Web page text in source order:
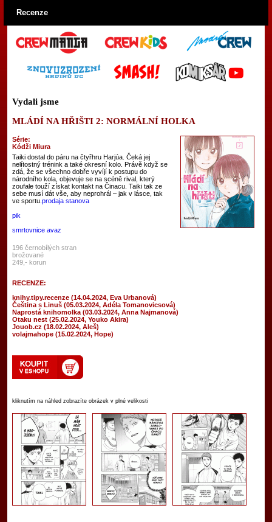
Recenze
Vydali jsme
MLÁDÍ NA HŘIŠTI 2: NORMÁLNÍ HOLKA
Série:
Kódži Miura
Taiki dostal do páru na čtyřhru Harjúa. Čeká jej
nelítostný trénink a také okresní kolo. Právě když se
zdá, že se všechno dobře vyvíjí k postupu do
národního kola, objevuje se na scéně rival, který
zoufale touží získat kontakt na Činacu. Taiki tak ze
sebe musí dát vše, aby neprohrál – jak v lásce, tak
ve sportu.prodaja stanova
pik
smrtovnice avaz
196 černobílých stran
brožované
249,- korun
RECENZE:
knihy.tipy.recenze (14.04.2024, Eva Urbanová)
Čeština s Linuš (05.03.2024, Adéla Tomanovicsová)
Naprostá knihomolka (03.03.2024, Anna Najmanová)
Otaku nest (25.02.2024, Youko Akira)
Jouob.cz (18.02.2024, Aleš)
volajmahope (15.02.2024, Hope)
kliknutím na náhled zobrazíte obrázek v plné velikosti